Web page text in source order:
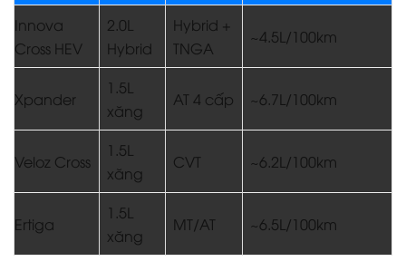
Innova
Cross HEV
2.0L
Hybrid
Hybrid +
TNGA
~4.5L/100km
Xpander
1.5L
xăng
AT 4 cấp ~6.7L/100km
Veloz Cross
1.5L
xăng
CVT ~6.2L/100km
Ertiga
1.5L
xăng
MT/AT ~6.5L/100km